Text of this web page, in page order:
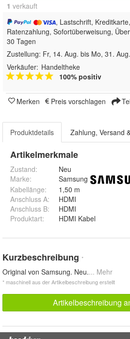
1 verkauft
, Lastschrift,
Ratenzahlung, Sofortüberweisung,
30 Tagen
Zustellung: Fr, 14. Aug. bis Mo, 31. Aug.
Verkäufer: Handeltheke
100% positiv
Merken Preis vorschlagen
Produktdetails Zahlung, Versand
Artikelmerkmale
Zustand:
Neu
Marke:
Samsung
Kabellänge:
1,50 m
Anschluss A:
HDMI
Anschluss B:
HDMI
Produktart: HDMI Kabel
Kurzbeschreibung *
Original von Samsung. Neu.... Mehr
* maschinell aus der Artikelbeschreibung erstellt
Artikelbeschreibung